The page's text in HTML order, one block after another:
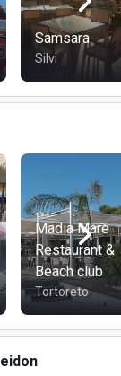
Samsara
Silvi
Madia Mare
Restaurant &
Beach club
Tortoreto